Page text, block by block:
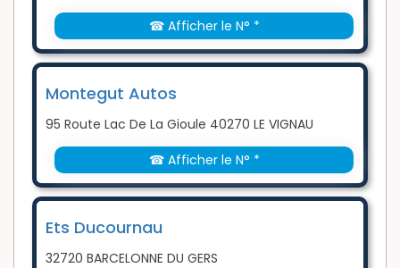
☎ Afficher le N° *
Montegut Autos
95 Route Lac De La Gioule 40270 LE VIGNAU
☎ Afficher le N° *
Ets Ducournau
32720 BARCELONNE DU GERS